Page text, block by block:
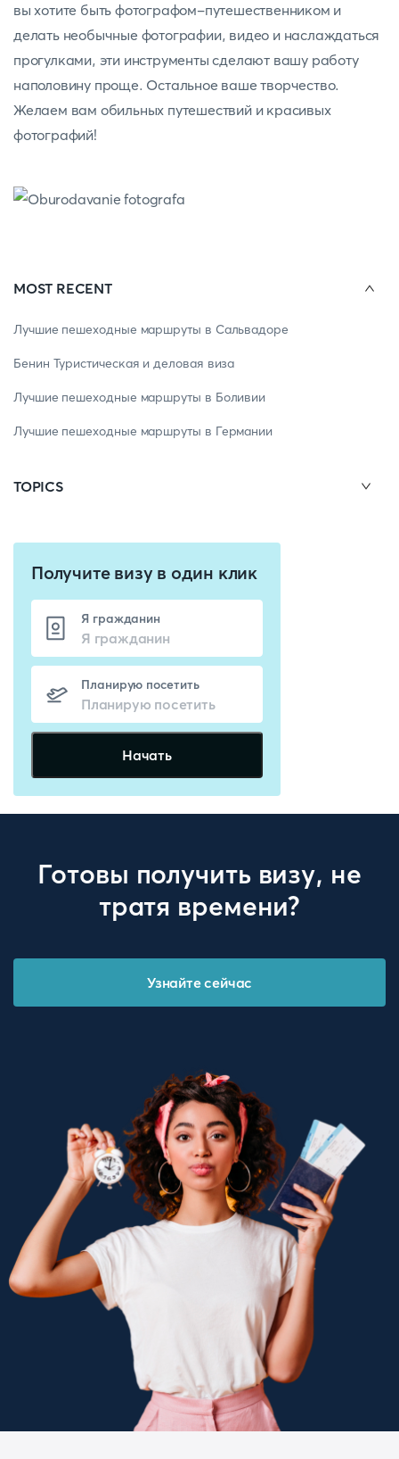
вы хотите быть фотографом-путешественником и
делать необычные фотографии, видео и наслаждаться
прогулками, эти инструменты сделают вашу работу
наполовину проще. Остальное ваше творчество.
Желаем вам обильных путешествий и красивых
фотографий!
MOST RECENT
Лучшие пешеходные маршруты в Сальвадоре
Бенин Туристическая и деловая виза
Лучшие пешеходные маршруты в Боливии
Лучшие пешеходные маршруты в Германии
TOPICS
Получите визу в один клик
Я гражданин
Планирую посетить
Начать
Готовы получить визу, не
тратя времени?
Узнайте сейчас